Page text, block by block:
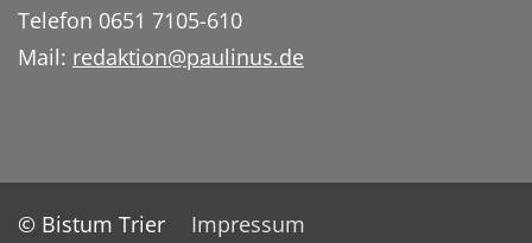
Telefon 0651 7105-610
Mail: redaktion@paulinus.de
© Bistum Trier
Impressum